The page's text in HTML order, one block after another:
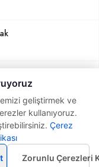
geliştirmek ve
kullanıyoruz.
Çerez
Zorunlu Çerezleri